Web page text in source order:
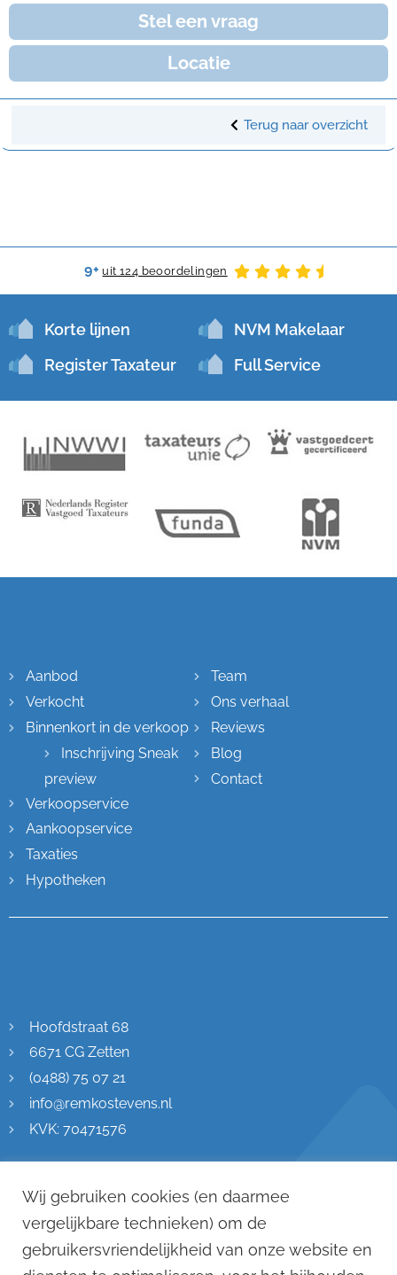
Stel een vraag
Locatie
Terug naar overzicht
9+ uit 124 beoordelingen
Korte lijnen
NVM Makelaar
Register Taxateur
Full Service
Aanbod
Verkocht
Binnenkort in de verkoop
Inschrijving Sneak
preview
Verkoopservice
Aankoopservice
Taxaties
Hypotheken
Team
Ons verhaal
Reviews
Blog
Contact
Hoofdstraat 68
6671 CG Zetten
(0488) 75 07 21
info@remkostevens.nl
KVK: 70471576
Wij gebruiken cookies (en daarmee
vergelijkbare technieken) om de
gebruikersvriendelijkheid van onze website en